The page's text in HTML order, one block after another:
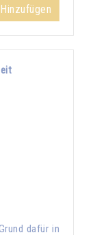
Hinzufügen
dafür in